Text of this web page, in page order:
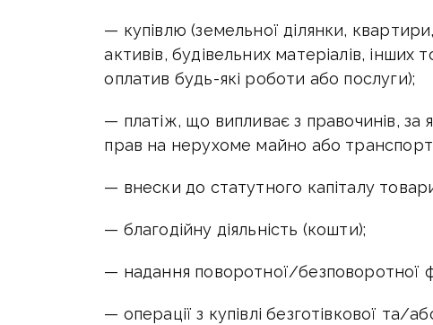
— купівлю (земельної ділянки,
активів, будівельних матеріалів,
оплатив будь-які роботи або послуги);
— платіж, що випливає з правочинів,
прав на нерухоме майно або
— внески до статутного капіталу
— благодійну діяльність (кошти);
— надання поворотної/безповоротної
— операції з купівлі безготівкової та/